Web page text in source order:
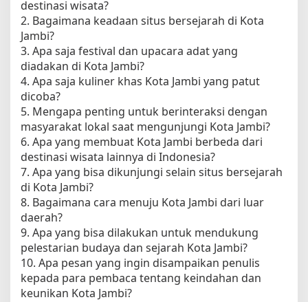
destinasi wisata?
2. Bagaimana keadaan situs bersejarah di Kota
Jambi?
3. Apa saja festival dan upacara adat yang
diadakan di Kota Jambi?
4. Apa saja kuliner khas Kota Jambi yang patut
dicoba?
5. Mengapa penting untuk berinteraksi dengan
masyarakat lokal saat mengunjungi Kota Jambi?
6. Apa yang membuat Kota Jambi berbeda dari
destinasi wisata lainnya di Indonesia?
7. Apa yang bisa dikunjungi selain situs bersejarah
di Kota Jambi?
8. Bagaimana cara menuju Kota Jambi dari luar
daerah?
9. Apa yang bisa dilakukan untuk mendukung
pelestarian budaya dan sejarah Kota Jambi?
10. Apa pesan yang ingin disampaikan penulis
kepada para pembaca tentang keindahan dan
keunikan Kota Jambi?